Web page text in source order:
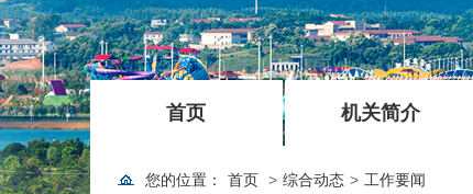
首页
|
机关简介
您的位置： 首页 > 综合动态 > 工作要闻